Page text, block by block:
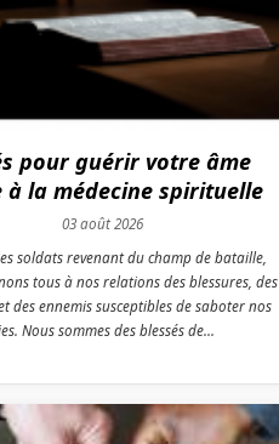
pour guérir votre âme
à la médecine spirituelle
03 août 2026
soldats revenant du champ de bataille,
tous à nos relations des blessures, des
des ennemis susceptibles de saboter nos
Nous sommes des blessés de...